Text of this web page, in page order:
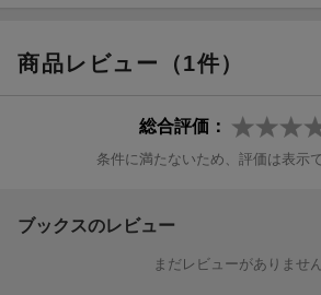
商品レビュー（1件）
総合評価：
条件に満たないため、評価は表示
ブックスのレビュー
まだレビューがありません